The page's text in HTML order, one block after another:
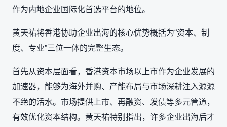
作为内地企业国际化首选平台的地位。
黄天祐将香港协助企业出海的核心优势概括为“资本、制
度、专业”三位一体的完整生态。
首先从资本层面看，香港资本市场以上市作为企业发展的
加速器，能够为海外并购、产能布局与市场深耕注入源源
不绝的活水。市场提供上市、再融资、发债等多元管道，
有效优化资本结构。黄天祐特别指出，许多企业出海后才